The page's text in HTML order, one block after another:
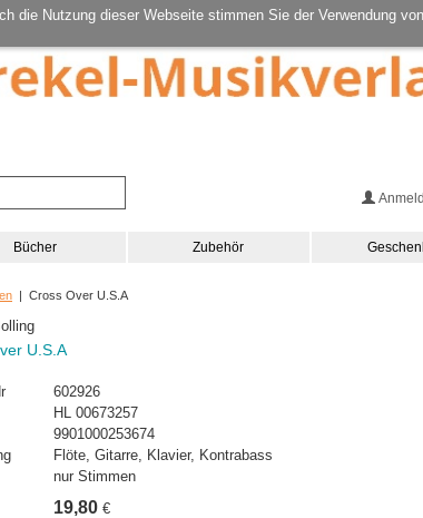
die Nutzung dieser Webseite stimmen Sie der Verwendung
Bücher Zubehör
| Cross Over U.S.A
U.S.A
602926
HL 00673257
9901000253674
Flöte, Gitarre, Klavier, Kontrabass
nur Stimmen
19,80 €